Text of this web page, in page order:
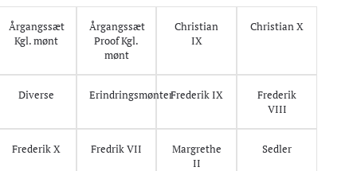
Årgangssæt
Kgl. mønt
Årgangssæt
Proof Kgl.
mønt
Christian
IX
Christian X
Diverse ErindringsmønterFrederik IX
Frederik
VIII
Frederik X Fredrik VII
Margrethe
II
Sedler